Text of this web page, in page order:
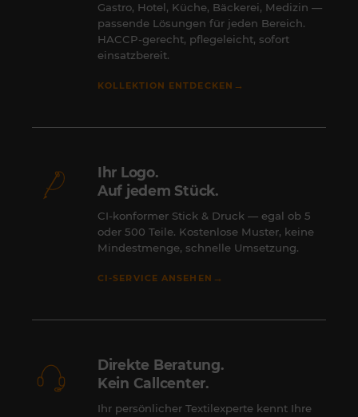
Gastro, Hotel, Küche, Bäckerei, Medizin —
passende Lösungen für jeden Bereich.
HACCP-gerecht, pflegeleicht, sofort
einsatzbereit.
KOLLEKTION ENTDECKEN →
Ihr Logo.
Auf jedem Stück.
CI-konformer Stick & Druck — egal ob 5
oder 500 Teile. Kostenlose Muster, keine
Mindestmenge, schnelle Umsetzung.
CI-SERVICE ANSEHEN →
Direkte Beratung.
Kein Callcenter.
Ihr persönlicher Textilexperte kennt Ihre